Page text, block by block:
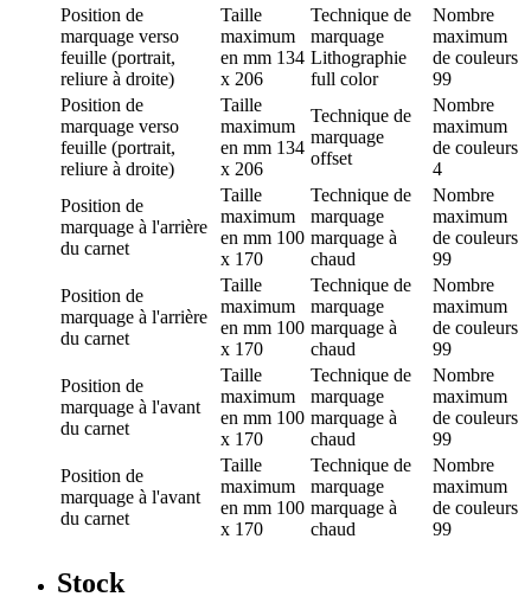
Position de
marquage verso
feuille (portrait,
reliure à droite)
Taille
maximum
en mm 134
x 206
Technique de
marquage
Lithographie
full color
Nombre
maximum
de couleurs
99
Position de
marquage verso
feuille (portrait,
reliure à droite)
Taille
maximum
en mm 134
x 206
Technique de
marquage
offset
Nombre
maximum
de couleurs
4
Position de
marquage à l'arrière
du carnet
Taille
maximum
en mm 100
x 170
Technique de
marquage
marquage à
chaud
Nombre
maximum
de couleurs
99
Position de
marquage à l'arrière
du carnet
Taille
maximum
en mm 100
x 170
Technique de
marquage
marquage à
chaud
Nombre
maximum
de couleurs
99
Position de
marquage à l'avant
du carnet
Taille
maximum
en mm 100
x 170
Technique de
marquage
marquage à
chaud
Nombre
maximum
de couleurs
99
Position de
marquage à l'avant
du carnet
Taille
maximum
en mm 100
x 170
Technique de
marquage
marquage à
chaud
Nombre
maximum
de couleurs
99
Stock